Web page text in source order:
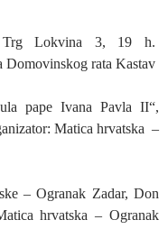
Trg Lokvina 3, 19 h.
Domovinskog rata Kastav
pape Ivana Pavla II“,
Matica hrvatska –
– Ogranak Zadar, Don
hrvatska – Ogranak